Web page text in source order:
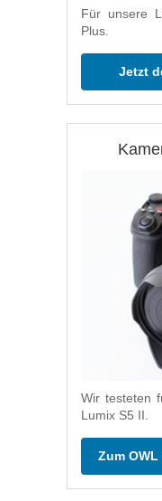
Für unsere
Plus.
Jetzt
Wir testeten
Lumix S5 II.
Zum